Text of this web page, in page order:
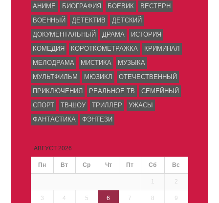
АНИМЕ БИОГРАФИЯ БОЕВИК
ВЕСТЕРН
ВОЕННЫЙ
ДЕТЕКТИВ
ДЕТСКИЙ
ДОКУМЕНТАЛЬНЫЙ
ДРАМА
ИСТОРИЯ
КОМЕДИЯ
КОРОТКОМЕТРАЖКА
КРИМИНАЛ
МЕЛОДРАМА
МИСТИКА
МУЗЫКА
МУЛЬТФИЛЬМ
МЮЗИКЛ
ОТЕЧЕСТВЕННЫЙ
ПРИКЛЮЧЕНИЯ
РЕАЛЬНОЕ ТВ
СЕМЕЙНЫЙ
СПОРТ
ТВ-ШОУ ТРИЛЛЕР
УЖАСЫ
ФАНТАСТИКА
ФЭНТЕЗИ
АВГУСТ 2026
Пн Вт Ср Чт Пт Сб Вс
1 2
3 4 5 6 7 8 9